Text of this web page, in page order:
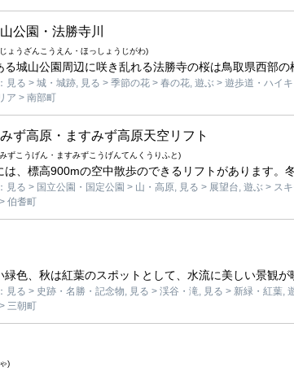
公園・法勝寺川
ょうざんこうえん・ほっしょうじがわ)
る城山公園周辺に咲き乱れる法勝寺の桜は鳥取県西部の
見る > 城・城跡, 見る > 季節の花 > 春の花, 遊ぶ > 遊歩道・ハイキ
ア > 南部町
ず高原・ますみず高原天空リフト
ずこうげん・ますみずこうげんてんくうりふと)
は、標高900mの空中散歩のできるリフトがあります。
見る > 国立公園・国定公園 > 山・高原, 見る > 展望台, 遊ぶ > スキ
伯耆町
緑色、秋は紅葉のスポットとして、水流に美しい景観が
見る > 史跡・名勝・記念物, 見る > 渓谷・滝, 見る > 新緑・紅葉,
三朝町
)